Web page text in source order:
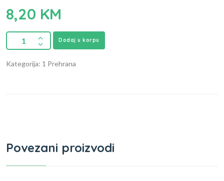
8,20 KM
Dodaj u korpu
Kategorija: 1 Prehrana
Povezani proizvodi